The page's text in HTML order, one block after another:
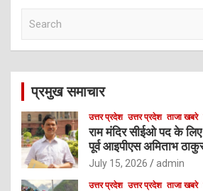
c
प्रमुख समाचार
उत्तर प्रदेश उत्तर प्रदेश ताजा खबरे
राम मंदिर सीईओ पद के
पूर्व आइपीएस अमिताभ
July 15, 2026 admin
उत्तर प्रदेश उत्तर प्रदेश ताजा खबरे